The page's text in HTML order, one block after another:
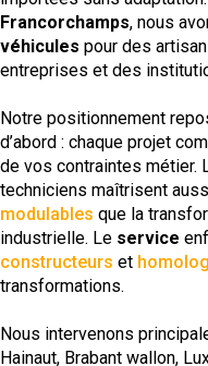
Francorchamps, nous
véhicules pour des
entreprises et des
Notre positionnement
d’abord : chaque projet
de vos contraintes métier.
techniciens maîtrisent
modulables que la
industrielle. Le service
constructeurs et
transformations.
Nous intervenons
Hainaut, Brabant wallon,